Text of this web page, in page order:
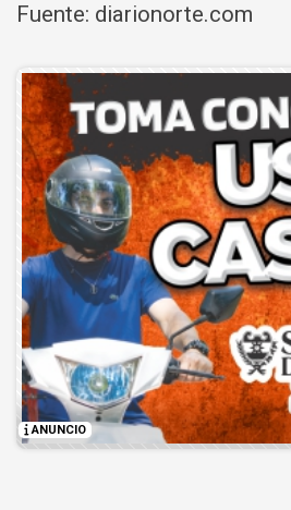
Fuente: diarionorte.com
ANUNCIO